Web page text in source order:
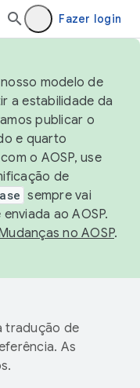
Fazer login
modelo de
a estabilidade da
publicar o
e quarto
o AOSP, use
de
sempre vai
ao AOSP.
no AOSP.
tradução de
As